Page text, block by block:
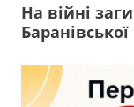
На війні